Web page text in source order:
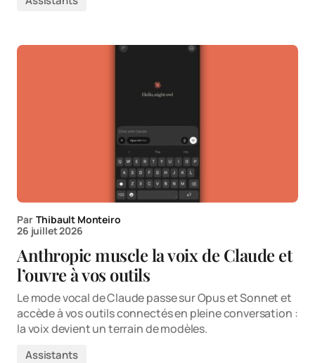
Par Thibault Monteiro
26 juillet 2026
Anthropic muscle la voix de Claude et
l’ouvre à vos outils
Le mode vocal de Claude passe sur Opus et Sonnet et
accède à vos outils connectés en pleine conversation :
la voix devient un terrain de modèles.
Assistants